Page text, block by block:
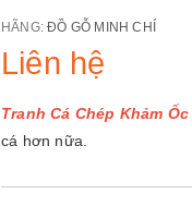
HÃNG:ĐỒ GỖ MINH CHÍ
Liên hệ
Tranh Cá Chép Khảm Ốc
cá hơn nữa.